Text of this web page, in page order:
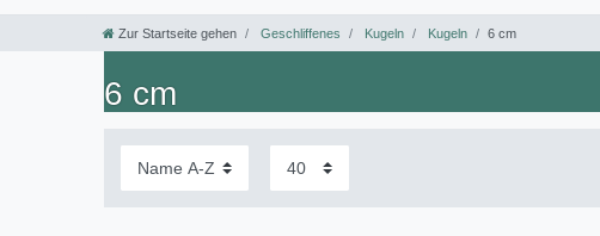
Zur Startseite gehen Geschliffenes Kugeln Kugeln 6 cm
6 cm